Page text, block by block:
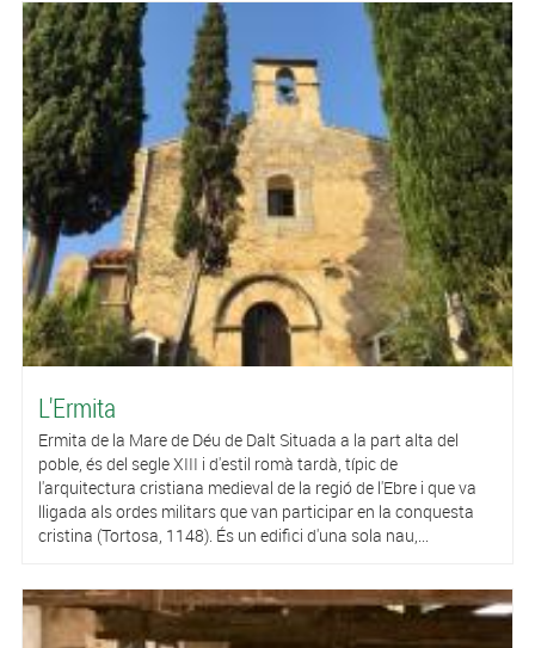
L'Ermita
Ermita de la Mare de Déu de Dalt Situada a la part alta del
poble, és del segle XIII i d'estil romà tardà, típic de
l'arquitectura cristiana medieval de la regió de l'Ebre i que va
lligada als ordes militars que van participar en la conquesta
cristina (Tortosa, 1148). És un edifici d'una sola nau,...